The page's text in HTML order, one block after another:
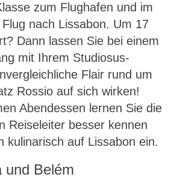
zum Flughafen und im
nach Lissabon. Um 17
Dann lassen Sie bei einem
mit Ihrem Studiosus-
Flair rund um
Rossio auf sich wirken!
Abendessen lernen Sie die
Reiseleiter besser kennen
kulinarisch auf Lissabon ein.
und Belém